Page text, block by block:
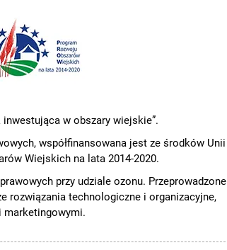
w obszary wiejskie”.
współfinansowana jest ze środków Unii
Wiejskich na lata 2014-2020.
przy udziale ozonu. Przeprowadzone
rozwiązania technologiczne i organizacyjne,
marketingowymi.